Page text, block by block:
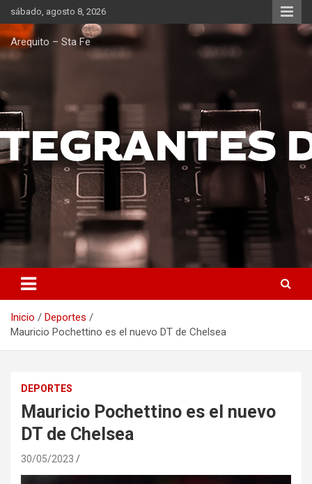
Saltar
al
contenido
sábado, agosto 8, 2026
Arequito – Sta Fe
Inicio
Deportes
Mauricio Pochettino es el nuevo DT de Chelsea
DEPORTES
Mauricio Pochettino es el nuevo
DT de Chelsea
30/05/2023